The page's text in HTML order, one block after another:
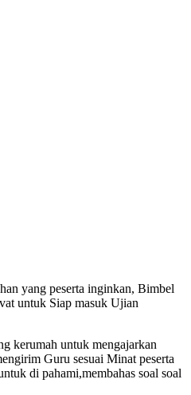
yang peserta inginkan, Bimbel
untuk Siap masuk Ujian
kerumah untuk mengajarkan
Guru sesuai Minat peserta
di pahami,membahas soal soal